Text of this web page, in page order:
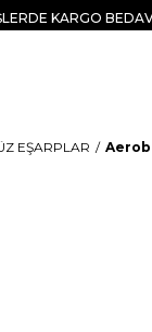
KARGO
EŞARPLAR